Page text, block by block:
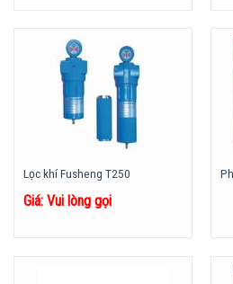
Lọc khí Fusheng T250
Giá: Vui lòng gọi